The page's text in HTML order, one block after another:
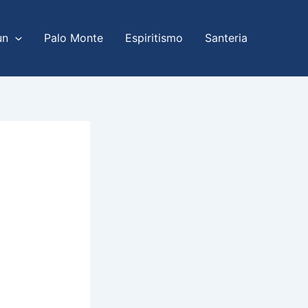
Palo Monte Espiritismo Santeria